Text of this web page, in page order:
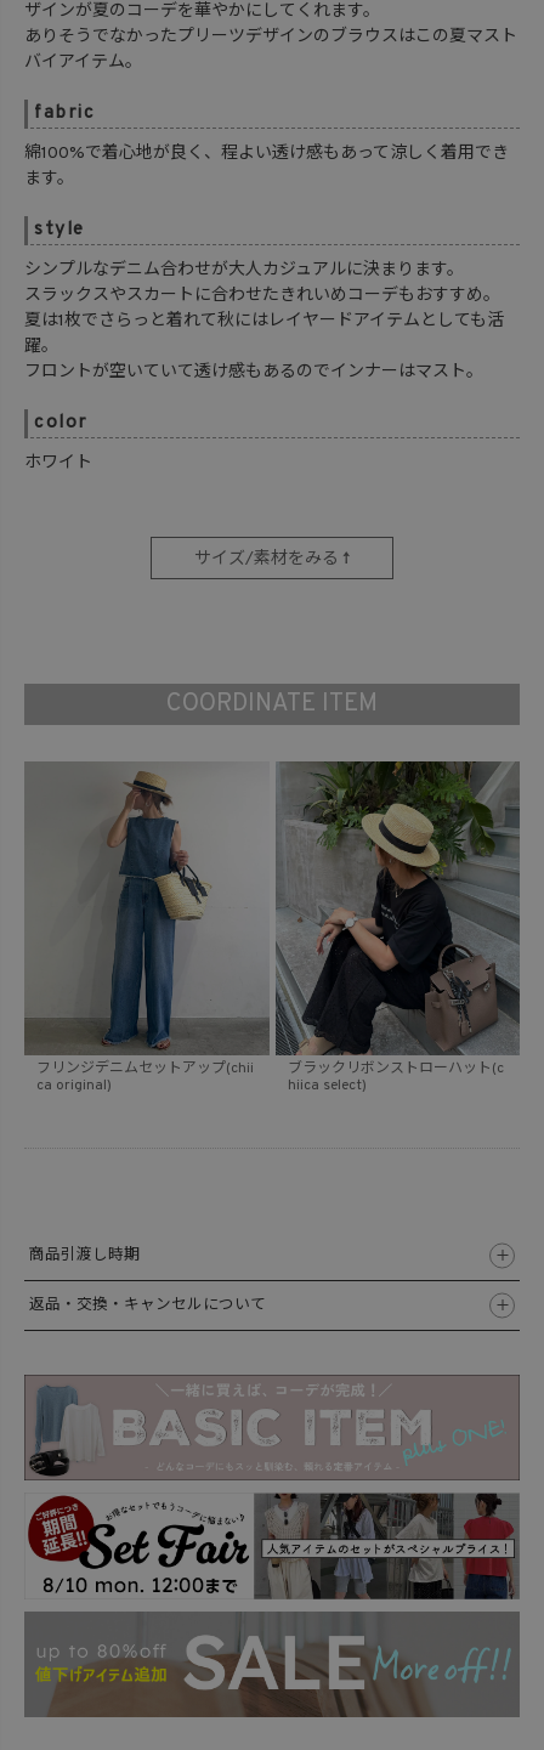
ザインが夏のコーデを華やかにしてくれます。
ありそうでなかったプリーツデザインのブラウスはこの夏マスト
バイアイテム。
fabric
綿100%で着心地が良く、程よい透け感もあって涼しく着用でき
ます。
style
シンプルなデニム合わせが大人カジュアルに決まります。
スラックスやスカートに合わせたきれいめコーデもおすすめ。
夏は1枚でさらっと着れて秋にはレイヤードアイテムとしても活
躍。
フロントが空いていて透け感もあるのでインナーはマスト。
color
ホワイト
サイズ/素材をみる ↑
COORDINATE ITEM
フリンジデニムセットアップ(chii
ca original)
ブラックリボンストローハット(c
hiica select)
商品引渡し時期
返品・交換・キャンセルについて